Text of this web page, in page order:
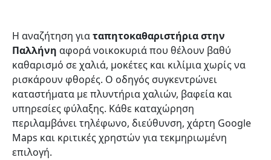
Η αναζήτηση γιαταπητοκαθαριστήρια στην
Παλλήνη αφορά νοικοκυριά που θέλουν βαθύ
καθαρισμό σε χαλιά, μοκέτες και κιλίμια χωρίς να
ρισκάρουν φθορές. Ο οδηγός συγκεντρώνει
καταστήματα με πλυντήρια χαλιών, βαφεία και
υπηρεσίες φύλαξης. Κάθε καταχώρηση
περιλαμβάνει τηλέφωνο, διεύθυνση, χάρτη Google
Maps και κριτικές χρηστών για τεκμηριωμένη
επιλογή.